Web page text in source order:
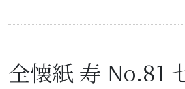
全懐紙 寿 No.81